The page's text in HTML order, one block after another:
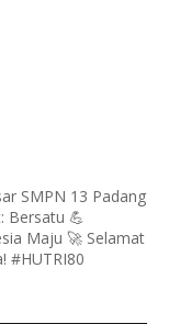
SMPN 13 Padang
Bersatu 💪
Maju 🚀 Selamat
#HUTRI80